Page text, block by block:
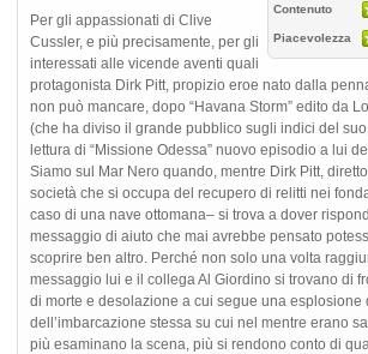
Contenuto
Piacevolezza
Per gli appassionati di Clive
Cussler, e più precisamente, per gli
interessati alle vicende aventi quali
protagonista Dirk Pitt, propizio eroe nato dalla
non può mancare, dopo “Havana Storm” edito da
(che ha diviso il grande pubblico sugli indici del
lettura di “Missione Odessa” nuovo episodio a lui
Siamo sul Mar Nero quando, mentre Dirk Pitt,
società che si occupa del recupero di relitti nei
caso di una nave ottomana– si trova a dover
messaggio di aiuto che mai avrebbe pensato
scoprire ben altro. Perché non solo una volta
messaggio lui e il collega Al Giordino si trovano di
di morte e desolazione a cui segue una esplosione
dell’imbarcazione stessa su cui nel mentre erano
più esaminano la scena, più si rendono conto di